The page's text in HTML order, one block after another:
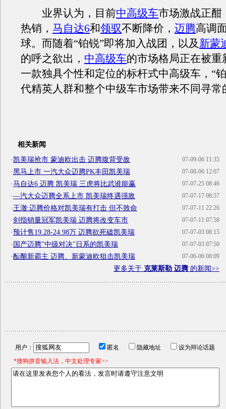
业界认为，目前中高级车市场激战正酣
热销， 马自达6和领驭不断降价， 迈腾高调
球。而随着“铂锐”即将加入战团，以及 新蒙
的呼之欲出， 中高级车的市场格局正在被重
一款独具个性和定位的标杆式中高级车，“
代精英人群和整个中级车市场带来不同寻常
相关新闻
07-09-06 11:35
·凯美瑞抢市 蒙迪欧出击 迈腾腹背受敌
07-08-06 12:07
·黑马上市 一汽大众迈腾PK丰田凯美瑞
07-07-25 08:46
·马自达6 迈腾 凯美瑞 三虎将比武谁能赢
07-07-17 08:57
·—汽大众迈腾全系上市 凯美瑞终遇强敌
07-07-11 22:26
·王澈:迈腾价格对凯美瑞有打击 但不致命
07-07-11 07:58
·剑指销量冠军凯美瑞 迈腾将改变车市
07-07-03 08:15
·预计售19.28-24.98万 迈腾欲死磕凯美瑞
07-07-03 07:50
·国产迈腾"中级对决"日系的凯美瑞
07-06-06 08:09
·酝酿新霸主 迈腾、新蒙迪欧狙击凯美瑞
更多关于 克莱斯勒 迈腾 的新闻>>
用户： 匿名 隐藏地址
设为辩论话题
*搜狗拼音输入法，中文处理专家>>